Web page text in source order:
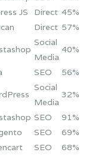
JS Direct 45%
Direct 57%
Social
Media
40%
SEO 56%
Social
Media
32%
SEO
91%
SEO
69%
SEO
68%